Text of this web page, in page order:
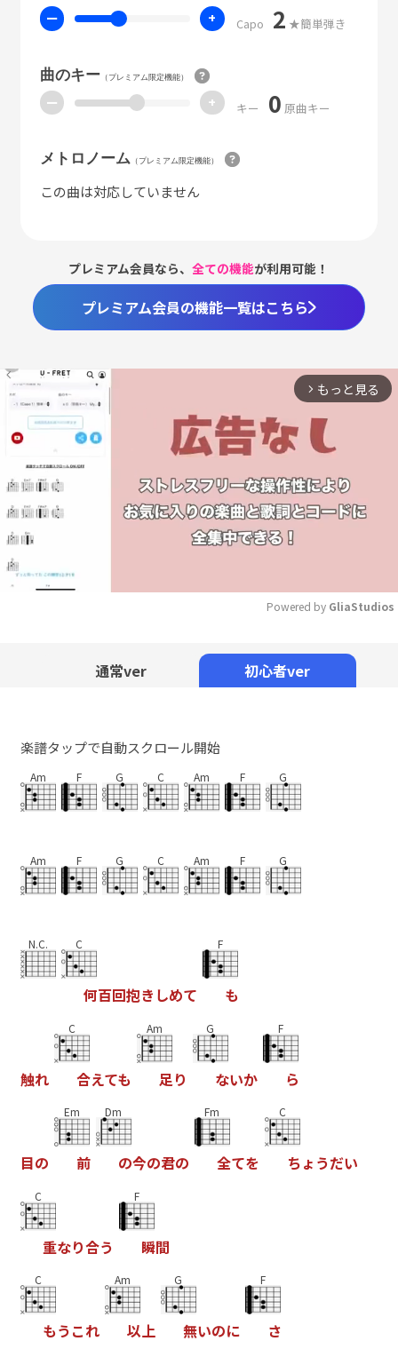
ー + Capo 2 ★簡単弾き
曲のキー（プレミアム限定機能）
ー + キー 0 原曲キー
メトロノーム（プレミアム限定機能）
この曲は対応していません
プレミアム会員なら、全ての機能が利用可能！
プレミアム会員の機能一覧はこちら
arrow_forward_ios もっと見る
Powered by GliaStudios
通常ver 初心者ver
楽譜タップで自動スクロール開始
Am F G C Am F G
Am F G C Am F G
N.C. C
何百回抱き しめて
F
も
触れ
C
合えても
Am
足り
G
ないか
F
ら
目の
Em
前
Dm
の今の君の
Fm
全てを
C
ちょ うだい
C
重なり合う
F
瞬間
C
もう これ
Am
以上
G
無いのに
F
さ